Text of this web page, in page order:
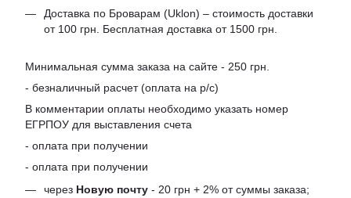
Доставка по Броварам (Uklon) – стоимость доставки
от 100 грн. Бесплатная доставка от 1500 грн.
Минимальная сумма заказа на сайте - 250 грн.
- безналичный расчет (оплата на р/с)
В комментарии оплаты необходимо указать номер
ЕГРПОУ для выставления счета
- оплата при получении
- оплата при получении
через Новую почту - 20 грн + 2% от суммы заказа;